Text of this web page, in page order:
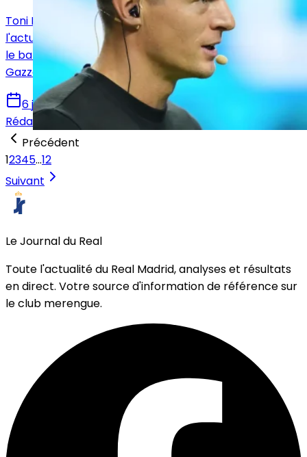
Toni Kroos, la légende du Real Madrid, s'est exprimé sur
l'actualité du Real Madrid et l'arrivée de Xabi Alonso sur
le banc madrilène dans une interview accordée à La
Gazzetta dello Sport.
6 juillet 2025
Rédaction Le Journal du Real
Précédent
12345…12
Suivant
Le Journal du Real
Toute l'actualité du Real Madrid, analyses et résultats
en direct. Votre source d'information de référence sur
le club merengue.